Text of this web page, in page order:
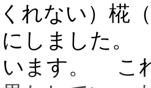
投稿していま
、物語、文
『文芸webサ
い）椛（
にしました
います。 こ